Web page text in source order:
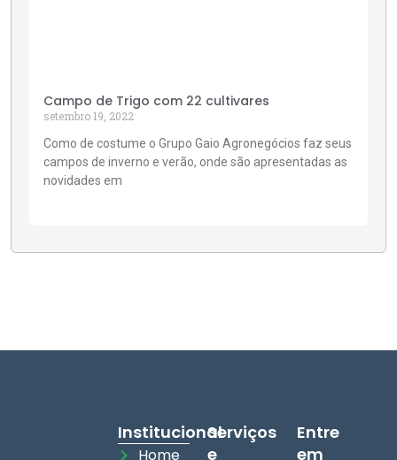
Campo de Trigo com 22 cultivares
setembro 19, 2022
Como de costume o Grupo Gaio Agronegócios faz seus
campos de inverno e verão, onde são apresentadas as
novidades em
Institucional
Home
Serviços
e
Entre
em